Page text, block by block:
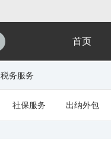
首页
税务服务
社保服务 出纳外包